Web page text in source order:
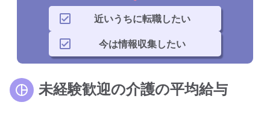
勤などの働き方に合わせた就業形態が挙げられるので、未経験歓
迎してくれる仕事への転職を考えている人は必見です。
近いうちに転職したい
今は情報収集したい
未経験歓迎の介護の平均給与